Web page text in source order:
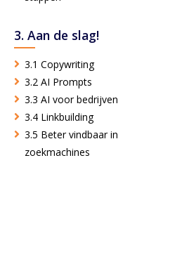
3. Aan de slag!
3.1 Copywriting
3.2 AI Prompts
3.3 AI voor bedrijven
3.4 Linkbuilding
3.5 Beter vindbaar in
zoekmachines